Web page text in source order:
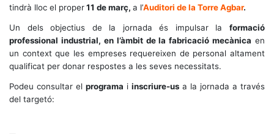
tindrà lloc el proper11 de març, a l’Auditori de la Torre Agbar.
Un dels objectius de la jornada és impulsar la formació
professional industrial, en l’àmbit de la fabricació mecànica en
un context que les empreses requereixen de personal altament
qualificat per donar respostes a les seves necessitats.
Podeu consultar el programa i inscriure-us a la jornada a través
del targetó: